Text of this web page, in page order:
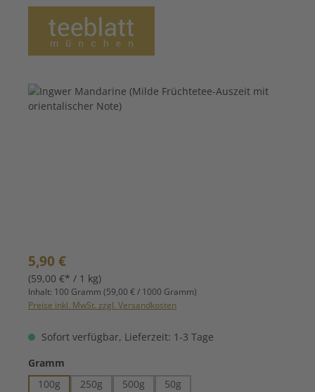
Bildergalerie überspringen
Regulärer Preis:
5,90 €
(59,00 €* / 1 kg)
Inhalt: 100 Gramm (59,00 € / 1000 Gramm)
Preise inkl. MwSt. zzgl. Versandkosten
Sofort verfügbar, Lieferzeit: 1-3 Tage
Gramm
100g
250g 500g 50g